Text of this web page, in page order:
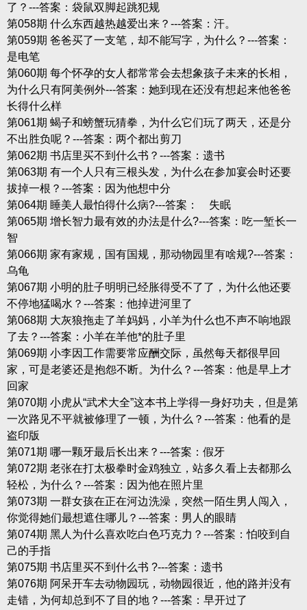
了？---答案：袋鼠双脚起跳犯规
第058期 什么东西越热越爱出来？---答案：汗。
第059期 爸爸买了一支笔，却不能写字，为什么？---答案：
是电笔
第060期 每个怀孕的女人都常常会去想象孩子未来的长相，
为什么只有阿美例外---答案：她到现在还没有想起来他爸爸
长得什么样
第061期 蝎子和螃蟹玩猜拳，为什么它们玩了两天，还是分
不出胜负呢？---答案：两个都出剪刀
第062期 书店里买不到什么书？---答案：遗书
第063期 有一个人只有三根头发，为什么在参加宴会时还要
拔掉一根？---答案：因为他想中分
第064期 睡美人最怕得什么病?---答案： 失眠
第065期 增长智力最有效的办法是什么?---答案：吃一堑长一
智
第066期 家有家规，国有国规，那动物园里有啥规?---答案：
乌龟
第067期 小明的肚子明明已经胀得受不了了，为什么他还要
不停地猛喝水？---答案：他掉进河里了
第068期 大灰狼拖走了羊妈妈，小羊为什么也不声不响地跟
了去？---答案：小羊在羊他*的肚子里
第069期 小李因工作需要常应酬交际，虽然每天都很早回
家，可是老婆还是抱怨不断。为什么？---答案：他是早上才
回家
第070期 小虎从“武术大全”这本书上学得一身好功夫，但是第
一次路见不平就被修理了一顿，为什么？---答案：他看的是
盗印版
第071期 哪一颗牙最后长出来？---答案：假牙
第072期 老张在打太极拳时金鸡独立，站多久看上去都那么
轻松，为什么？---答案：因为他在照片里
第073期 一群女孩在正在河边洗澡，突然一陌生男人闯入，
你觉得她们最想遮住哪儿？---答案：男人的眼睛
第074期 黑人为什么喜欢吃白色巧克力？---答案：怕咬到自
己的手指
第075期 书店里买不到什么书 ?---答案：遗书
第076期 阿呆开车去动物园玩，动物园很近，他的路并没有
走错，为何却总到不了目的地？---答案：早开过了